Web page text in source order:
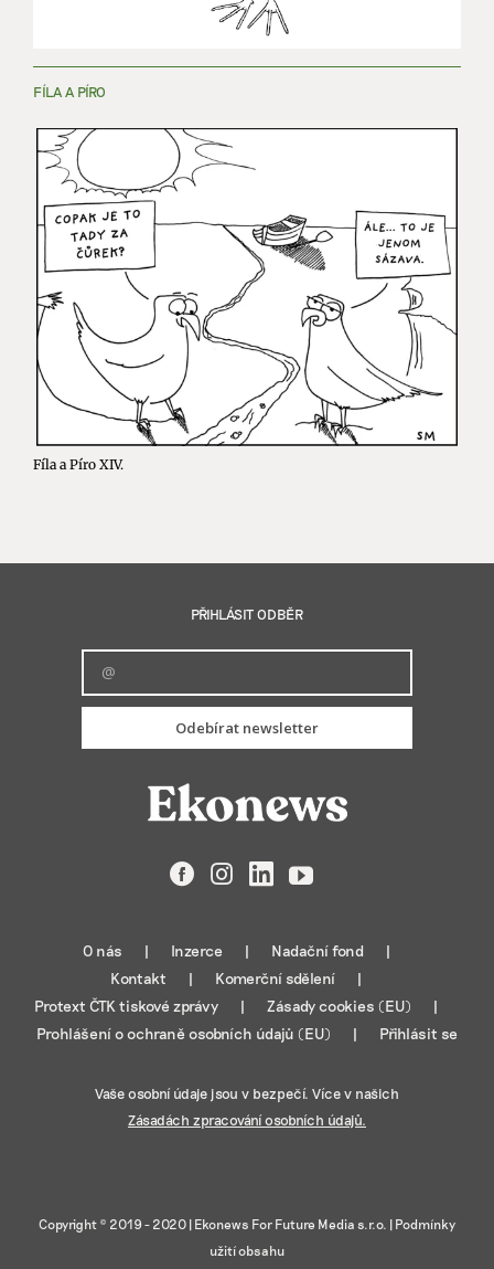
FÍLA A PÍRO
Fíla a Píro XIV.
PŘIHLÁSIT ODBĚR
Odebírat newsletter
FacebookInstagramLinkedIn
YouTube
O nás Inzerce
Nadační fond
Kontakt
Komerční sdělení
Protext ČTK tiskové zprávy
Zásady cookies (EU)
Prohlášení o ochraně osobních údajů (EU)
Přihlásit se
Vaše osobní údaje jsou v bezpečí. Více v našich
Zásadách zpracování osobních údajů.
Copyright © 2019 - 2020 | Ekonews For Future Media s.r.o. | Podmínky
užití obsahu